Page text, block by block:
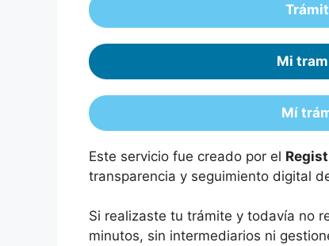
Mi
Mí
Este servicio fue creado por el
transparencia y seguimiento digital
Si realizaste tu trámite y todavía no
minutos, sin intermediarios ni